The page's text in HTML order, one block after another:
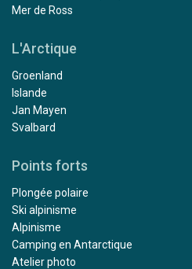
Mer de Ross
L'Arctique
Groenland
Islande
Jan Mayen
Svalbard
Points forts
Plongée polaire
Ski alpinisme
Alpinisme
Camping en Antarctique
Atelier photo